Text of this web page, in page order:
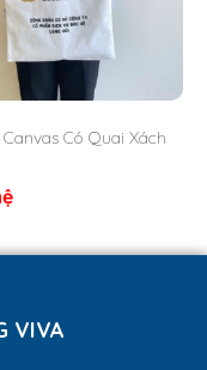
Canvas Có Quai Xách
VIVA